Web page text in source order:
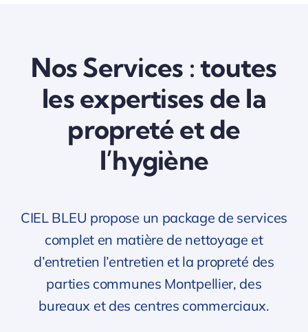
Nos Services : toutes
les expertises de la
propreté et de
l’hygiène
CIEL BLEU propose un package de services
complet en matière de nettoyage et
d’entretien l’entretien et la propreté des
parties communes Montpellier, des
bureaux et des centres commerciaux.